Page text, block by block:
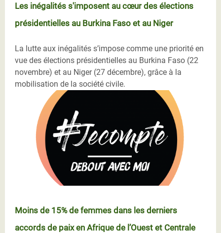
Les inégalités s'imposent au cœur des élections
présidentielles au Burkina Faso et au Niger
La lutte aux inégalités s’impose comme une priorité en
vue des élections présidentielles au Burkina Faso (22
novembre) et au Niger (27 décembre), grâce à la
mobilisation de la société civile.
Moins de 15% de femmes dans les derniers
accords de paix en Afrique de l’Ouest et Centrale